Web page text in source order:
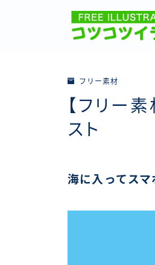
フリー素材
【フリー
スト
海に入ってス